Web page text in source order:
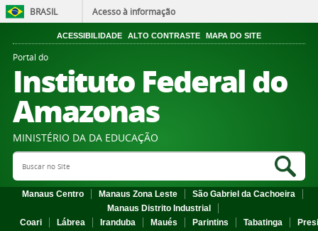
BRASIL Acesso à informação
ACESSIBILIDADE ALTO CONTRASTE MAPA DO SITE
Portal do
Instituto Federal do
Amazonas
MINISTÉRIO DA DA EDUCAÇÃO
Search Site
Manaus Centro Manaus Zona Leste
São Gabriel da Cachoeira
Manaus Distrito Industrial
Coari
Lábrea Iranduba Maués Parintins Tabatinga